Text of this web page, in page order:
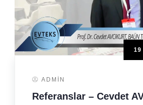
19
ADMIN
Referanslar – Cevdet